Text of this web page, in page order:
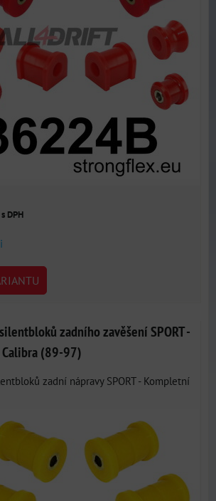
s DPH
zadního zavěšení SPORT -
(89-97)
zadní nápravy SPORT - Kompletní